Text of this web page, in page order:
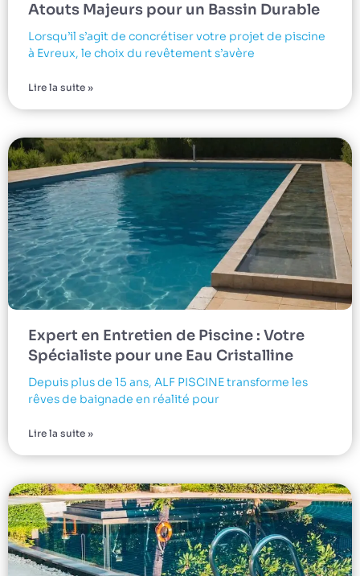
Atouts Majeurs pour un Bassin Durable
Lorsqu’il s’agit de concrétiser votre projet de piscine
à Evreux, le choix du revêtement s’avère
Lire la suite »
Expert en Entretien de Piscine : Votre
Spécialiste pour une Eau Cristalline
Depuis plus de 15 ans, ALF PISCINE transforme les
rêves de baignade en réalité pour
Lire la suite »